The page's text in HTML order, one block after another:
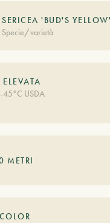
SERICEA 'BUD'S YELLOW'
Specie/varietà
USDA
METRI